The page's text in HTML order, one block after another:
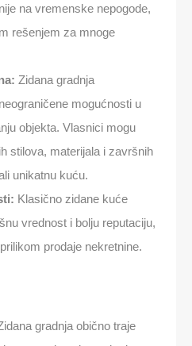
na vremenske nepogode,
rešenjem za mnoge
Zidana gradnja
mogućnosti u
objekta. Vlasnici mogu
stilova, materijala i završnih
unikatnu kuću.
Klasično zidane kuće
vrednost i bolju reputaciju,
prodaje nekretnine.
gradnja obično traje